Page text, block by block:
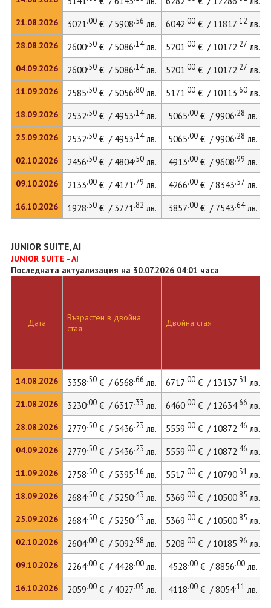
21.08.2026
28.08.2026
04.09.2026
11.09.2026
18.09.2026
25.09.2026
02.10.2026
09.10.2026
16.10.2026
3021.00€ / 5908.56 лв. 6042.00€ / 11817.12 лв.
2600.50€ / 5086.14лв. 5201.00€ / 10172.27 лв.
2600.50€ / 5086.14лв. 5201.00€ / 10172.27 лв.
2585.50€ / 5056.80лв. 5171.00€ / 10113.60лв.
2532.50€ / 4953.14лв. 5065.00€ / 9906.28 лв.
2532.50€ / 4953.14лв. 5065.00€ / 9906.28 лв.
2456.50€ / 4804.50лв. 4913.00€ / 9608.99 лв.
2133.00€ / 4171.79 лв. 4266.00€ / 8343.57 лв.
1928.50€ / 3771.82 лв. 3857.00€ / 7543.64лв.
JUNIOR SUITE, AI
JUNIOR SUITE - AI
Последната актуализация на 30.07.2026 04:01 часа
Дата
14.08.2026
21.08.2026
28.08.2026
04.09.2026
11.09.2026
18.09.2026
25.09.2026
02.10.2026
09.10.2026
16.10.2026
Възрастен в двойна
стая
Двойна стая
3358.50€ / 6568.66 лв. 6717.00€ / 13137.31 лв.
3230.00€ / 6317.33 лв. 6460.00€ / 12634.66 лв.
2779.50€ / 5436.23 лв. 5559.00€ / 10872.46 лв.
2779.50€ / 5436.23 лв. 5559.00€ / 10872.46 лв.
2758.50€ / 5395.16 лв. 5517.00€ / 10790.31 лв.
2684.50€ / 5250.43 лв. 5369.00€ / 10500.85 лв.
2684.50€ / 5250.43 лв. 5369.00€ / 10500.85 лв.
2604.00€ / 5092.98 лв. 5208.00€ / 10185.96 лв.
2264.00€ / 4428.00лв. 4528.00€ / 8856.00лв.
2059.00€ / 4027.05 лв. 4118.00€ / 8054.11 лв.